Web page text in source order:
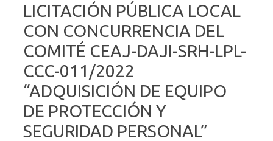
LICITACIÓN PÚBLICA LOCAL
CON CONCURRENCIA DEL
COMITÉ CEAJ-DAJI-SRH-LPL-
CCC-011/2022
“ADQUISICIÓN DE EQUIPO
DE PROTECCIÓN Y
SEGURIDAD PERSONAL”